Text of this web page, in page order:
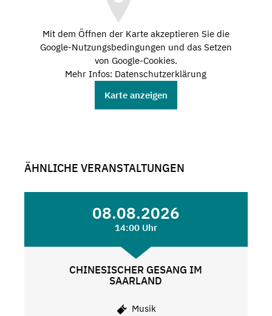
Mit dem Öffnen der Karte akzeptieren Sie die
Google-Nutzungsbedingungen und das Setzen
von Google-Cookies.
Mehr Infos: Datenschutzerklärung
Karte anzeigen
ÄHNLICHE VERANSTALTUNGEN
08.08.2026
14:00 Uhr
CHINESISCHER GESANG IM
SAARLAND
Musik